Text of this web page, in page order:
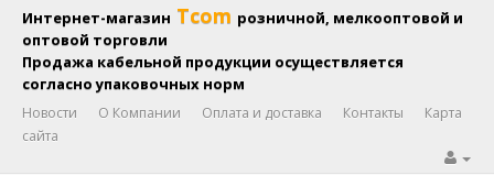
Интернет-магазин Tcom розничной, мелкооптовой и
оптовой торговли
Продажа кабельной продукции осуществляется
согласно упаковочных норм
Новости О Компании Оплата и доставка Контакты
Карта
сайта